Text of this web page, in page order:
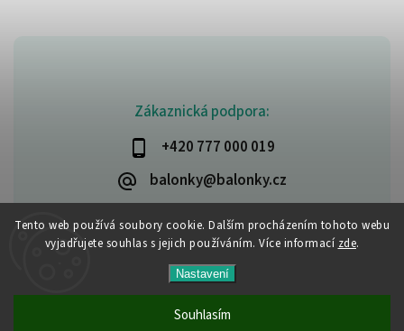
Tento web používá soubory cookie. Dalším procházením tohoto webu
vyjadřujete souhlas s jejich používáním. Více informací zde.
Nastavení
Souhlasím
Zákaznická podpora:
+420 777 000 019
balonky@balonky.cz
Party-narozeniny. Všechna práva vyhrazena.
Upravit nastavení cookies
VytvořilShoptet | Design